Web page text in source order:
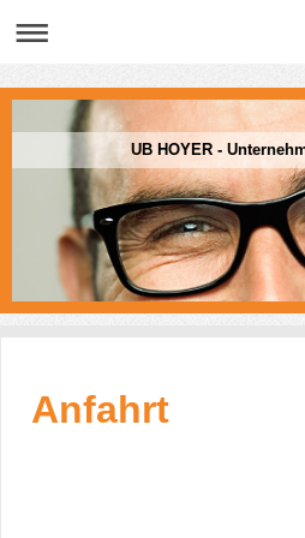
UB HOYER -
Anfahrt